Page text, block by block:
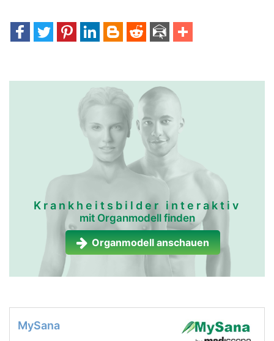
Krankheitsbilder interaktiv
mit Organmodell finden
Organmodell anschauen
MySana